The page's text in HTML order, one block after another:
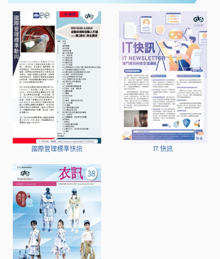
國際管理標準快訊 IT 快訊